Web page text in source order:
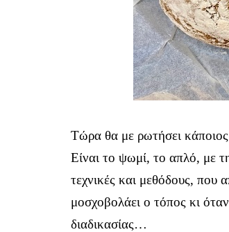
Τώρα θα με ρωτήσει κάποιος
Είναι το ψωμί, το απλό, με
τεχνικές και μεθόδους, που
μοσχοβολάει ο τόπος κι
διαδικασίας…